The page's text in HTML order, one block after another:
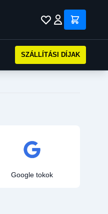
SZÁLLÍTÁSI DÍJAK
Google tokok